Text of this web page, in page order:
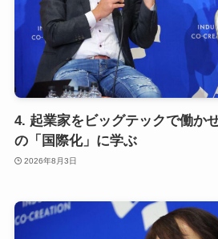
4. 起業家をビッグテックで働か
の「国際化」に学ぶ
2026年8月3日